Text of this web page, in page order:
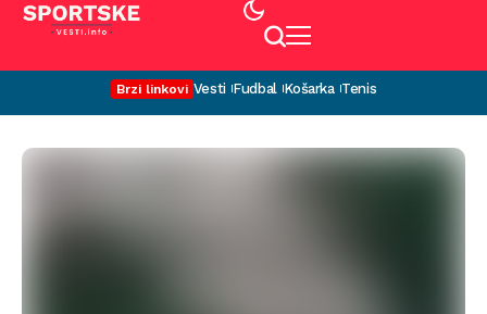
Brzi linkovi Vesti Fudbal Košarka Tenis